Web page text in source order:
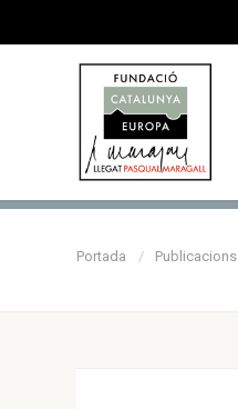
Portada Publicacions